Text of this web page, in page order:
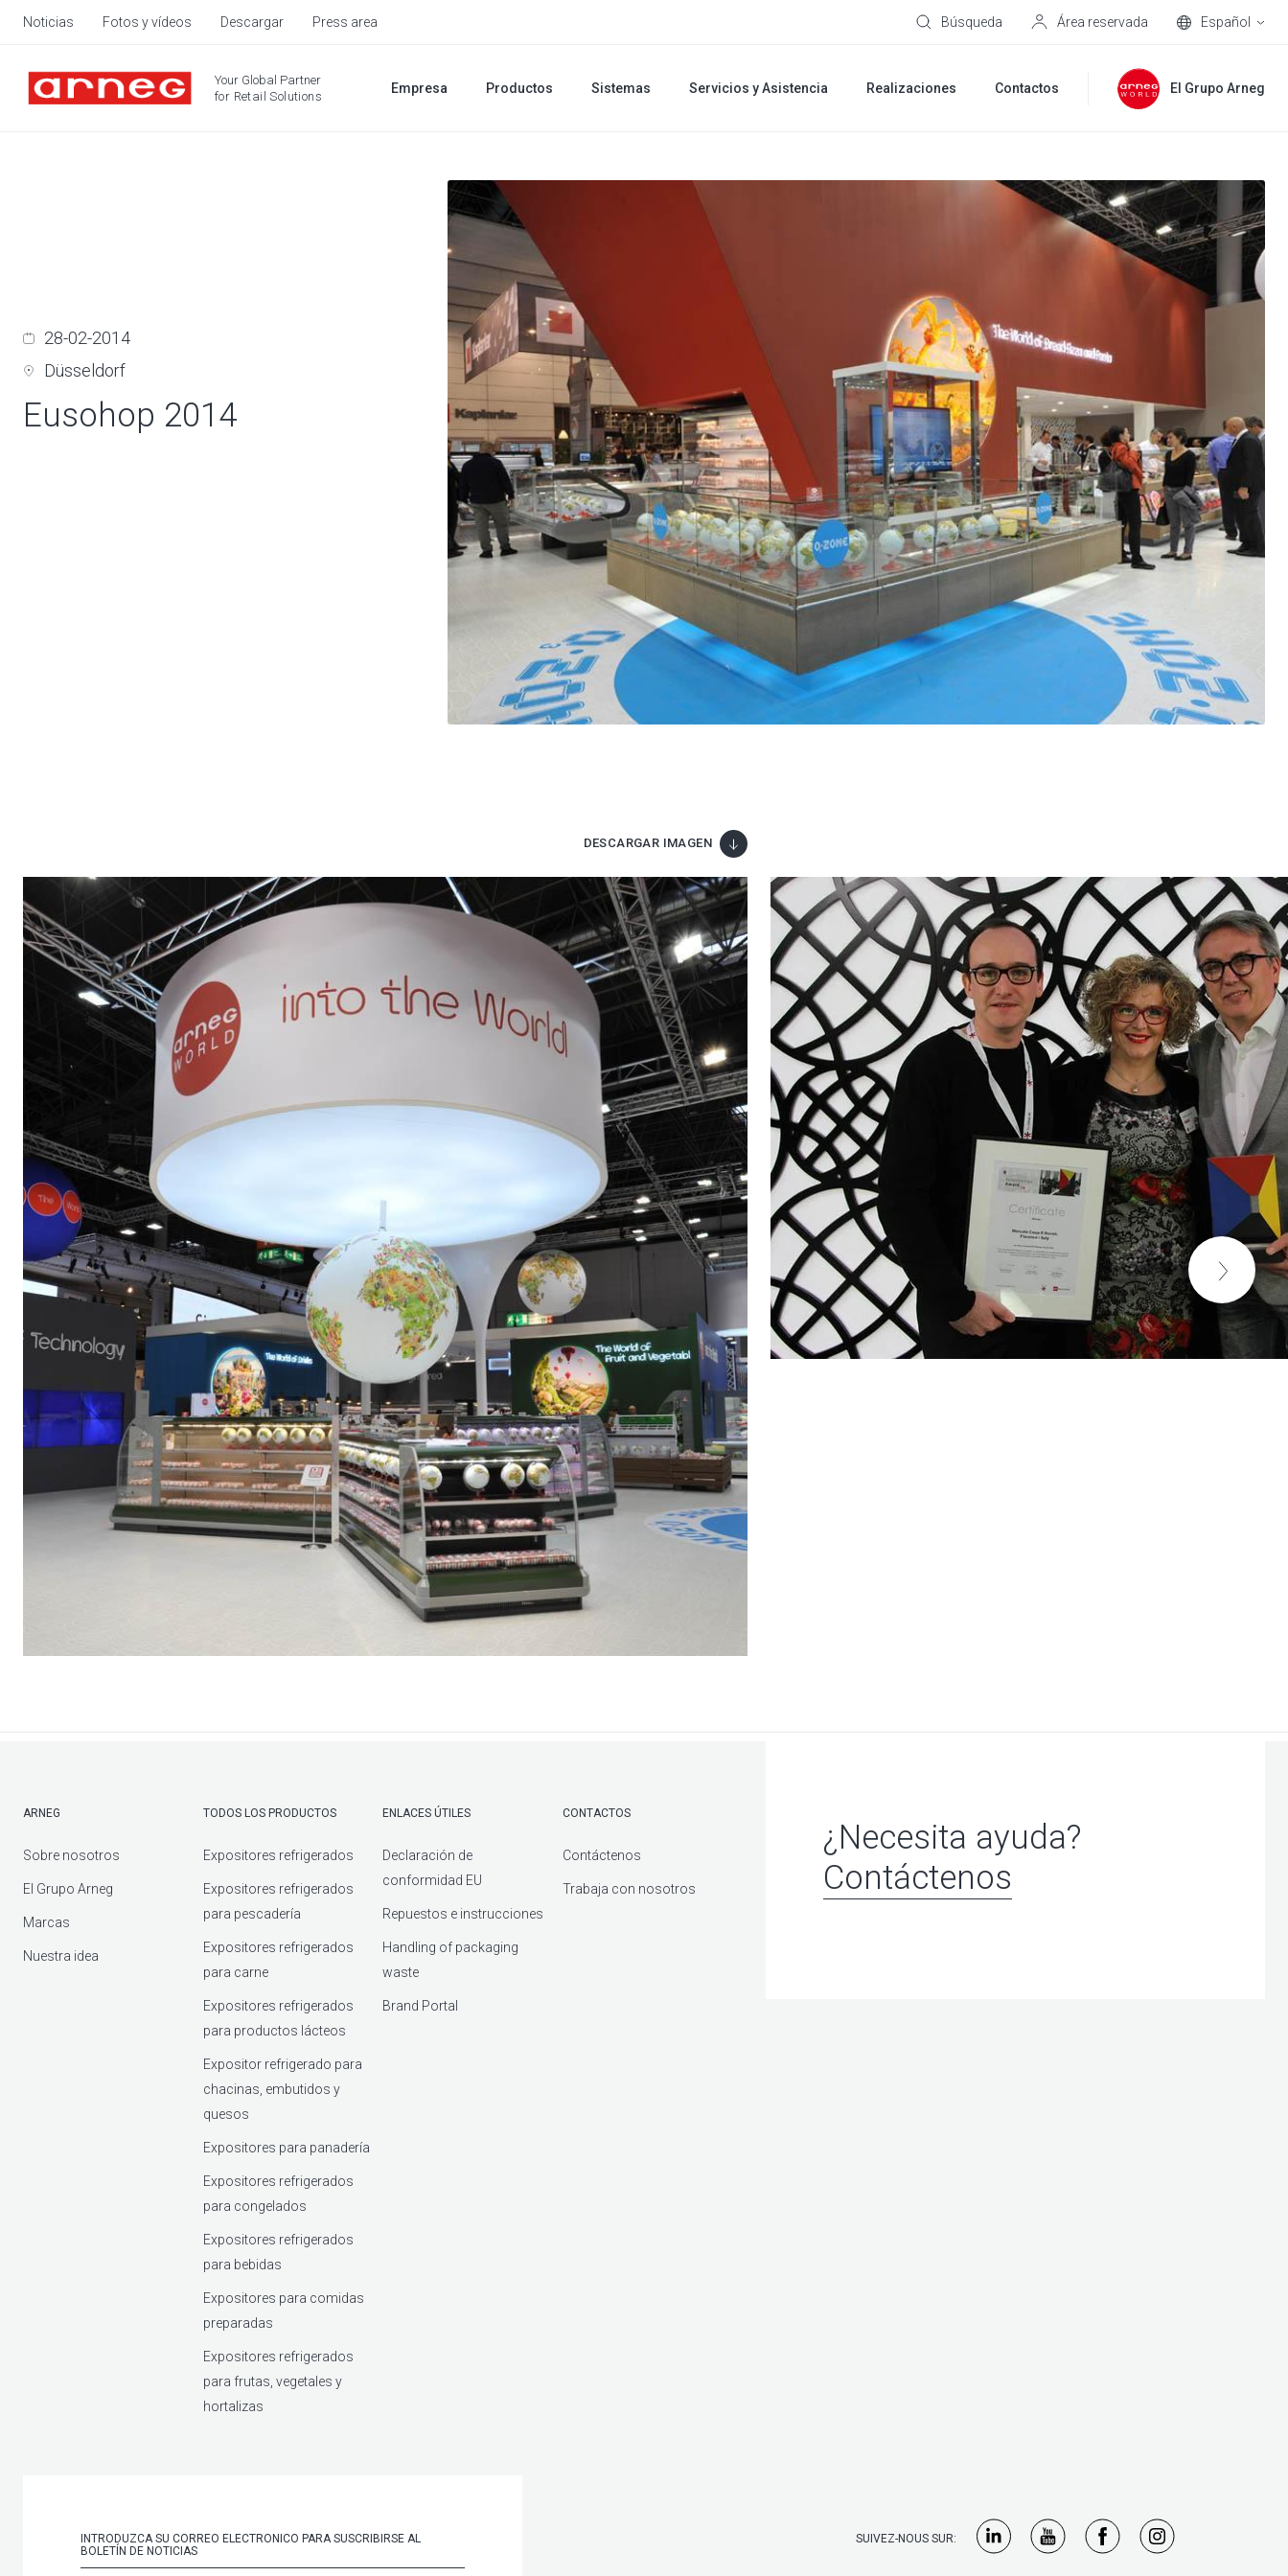
Noticias Fotos y vídeos Descargar Press area Búsqueda Área reservada Español
Your Global Partner
for Retail Solutions
Empresa Productos Sistemas Servicios y Asistencia Realizaciones Contactos El Grupo Arneg
28-02-2014
Düsseldorf
Eusohop 2014
DESCARGAR IMAGEN
ARNEG
Sobre nosotros
El Grupo Arneg
Marcas
Nuestra idea
TODOS LOS PRODUCTOS
Expositores refrigerados
Expositores refrigerados
para pescadería
Expositores refrigerados
para carne
Expositores refrigerados
para productos lácteos
Expositor refrigerado para
chacinas, embutidos y
quesos
Expositores para panadería
Expositores refrigerados
para congelados
Expositores refrigerados
para bebidas
Expositores para comidas
preparadas
Expositores refrigerados
para frutas, vegetales y
hortalizas
ENLACES ÚTILES
Declaración de
conformidad EU
Repuestos e instrucciones
Handling of packaging
waste
Brand Portal
CONTACTOS
Contáctenos
Trabaja con nosotros
¿Necesita ayuda?
Contáctenos
SUIVEZ-NOUS SUR: